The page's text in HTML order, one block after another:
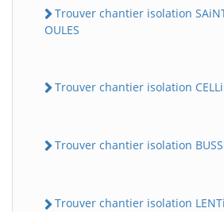
Trouver chantier isolation
OULES
Trouver chantier isolation
Trouver chantier isolation
Trouver chantier isolation